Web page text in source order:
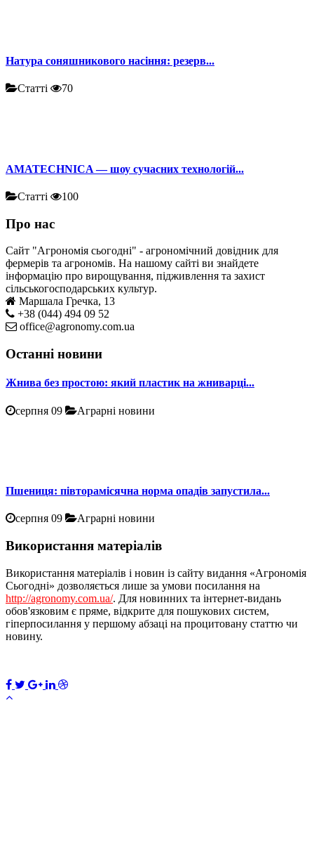
Натура соняшникового насіння: резерв...
Статті 70
AMATECHNICA — шоу сучасних технологій...
Статті 100
Про нас
Сайт "Агрономія сьогодні" - агрономічний довідник для
фермерів та агрономів. На нашому сайті ви знайдете
інформацію про вирощування, підживлення та захист
сільськогосподарських культур.
Маршала Гречка, 13
+38 (044) 494 09 52
office@agronomy.com.ua
Останні новини
Жнива без простою: який пластик на жниварці...
серпня 09 Аграрні новини
Пшениця: півторамісячна норма опадів запустила...
серпня 09 Аграрні новини
Використання матеріалів
Використання матеріалів і новин із сайту видання «Агрономія
Сьогодні» дозволяється лише за умови посилання на
http://agronomy.com.ua/. Для новинних та інтернет-видань
обов'язковим є пряме, відкрите для пошукових систем,
гіперпосилання у першому абзаці на процитовану статтю чи
новину.